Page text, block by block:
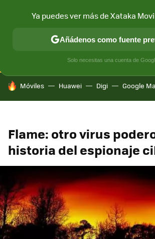
CONECTIVIDAD MÓVIL Y SOCIEDAD
HOY SE HABLA DE
Móviles Huawei Digi Google
Flame: otro virus
historia del espionaje
Ya puedes ver más de Xataka
Añádenos como fuente
Solo necesitas una cuenta de